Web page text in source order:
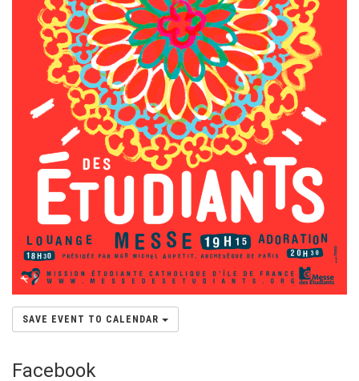
SAVE EVENT TO CALENDAR
Facebook